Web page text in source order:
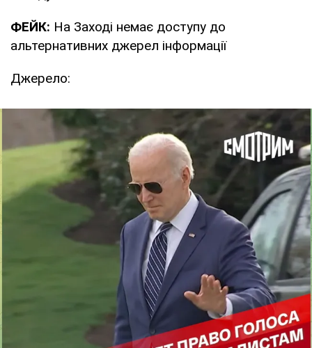
ФЕЙК: На Заході немає доступу до
альтернативних джерел інформації
Джерело: